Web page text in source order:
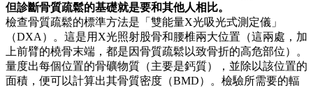
但診斷骨質疏鬆的基礎就是要和其他人相比。
檢查骨質疏鬆的標準方法是「雙能量X光吸光式測定儀」
（DXA）。這是用X光照射股骨和腰椎兩大位置（這兩處，加
上前臂的橈骨末端，都是因骨質疏鬆以致骨折的高危部位）。
量度出每個位置的骨礦物質（主要是鈣質），並除以該位置的
面積，便可以計算出其骨質密度（BMD）。檢驗所需要的輻